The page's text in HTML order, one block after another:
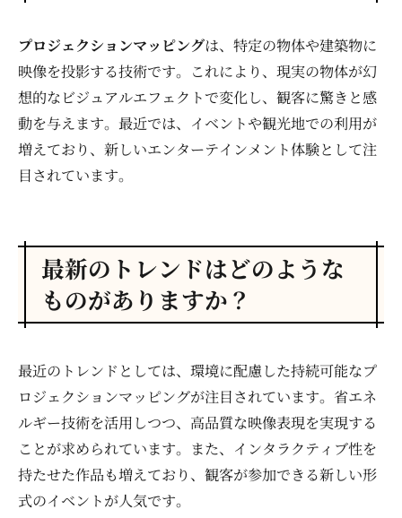
プロジェクションマッピングは、特定の物体や建築物に
映像を投影する技術です。これにより、現実の物体が幻
想的なビジュアルエフェクトで変化し、観客に驚きと感
動を与えます。最近では、イベントや観光地での利用が
増えており、新しいエンターテインメント体験として注
目されています。
最新のトレンドはどのような
ものがありますか？
最近のトレンドとしては、環境に配慮した持続可能なプ
ロジェクションマッピングが注目されています。省エネ
ルギー技術を活用しつつ、高品質な映像表現を実現する
ことが求められています。また、インタラクティブ性を
持たせた作品も増えており、観客が参加できる新しい形
式のイベントが人気です。